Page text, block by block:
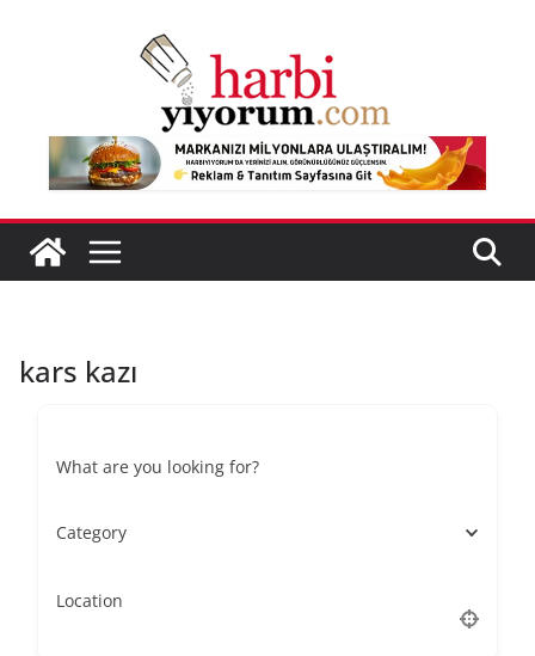
kars kazı
What are you looking for?
Category
Location